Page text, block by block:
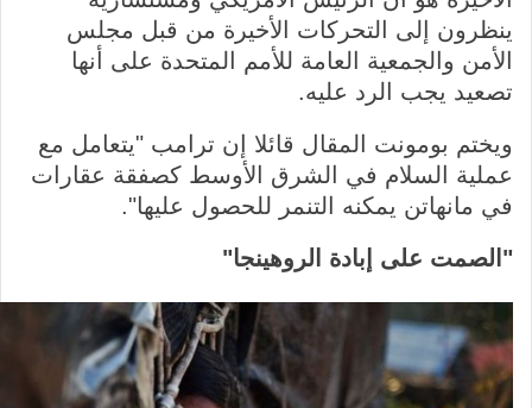
ينظرون إلى التحركات الأخيرة من قبل مجلس
الأمن والجمعية العامة للأمم المتحدة على أنها
تصعيد يجب الرد عليه.
ويختم بومونت المقال قائلا إن ترامب "يتعامل مع
عملية السلام في الشرق الأوسط كصفقة عقارات
في مانهاتن يمكنه التنمر للحصول عليها".
"الصمت على
إبادة الروهينجا"